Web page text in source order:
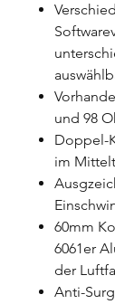
und 98
Doppel-
im
60mm
6061er
der
Anti-